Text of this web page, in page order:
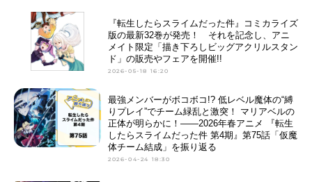
『転生したらスライムだった件』コミカライズ
版の最新32巻が発売！ それを記念し、アニ
メイト限定「描き下ろしビッグアクリルスタン
ド」の販売やフェアを開催!!
2026-05-18 16:20
最強メンバーがボコボコ!? 低レベル魔体の“縛
りプレイ”でチーム緑乱と激突！ マリアベルの
正体が明らかに！――2026年春アニメ 『転生
したらスライムだった件 第4期』第75話「仮魔
体チーム結成」を振り返る
2026-04-24 18:30